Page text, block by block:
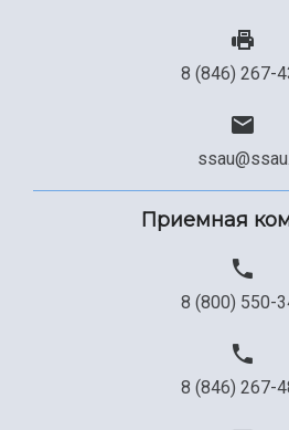
8 (846) 267-
Приемная
8 (800) 550-
8 (846) 267-